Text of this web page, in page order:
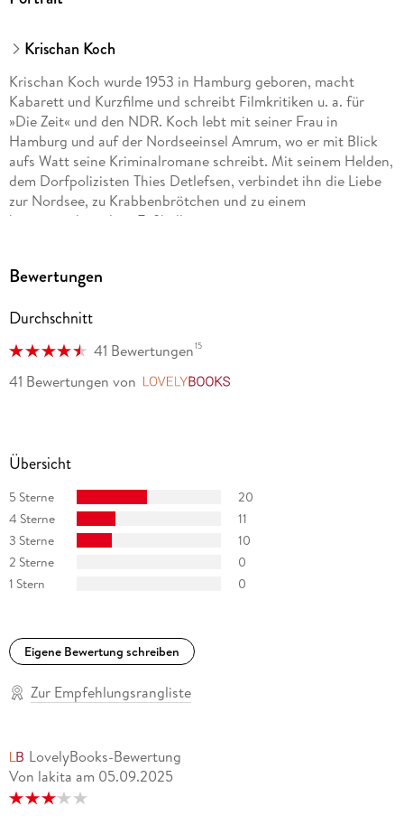
Krischan Koch
Krischan Koch wurde 1953 in Hamburg geboren, macht
Kabarett und Kurzfilme und schreibt Filmkritiken u. a. für
»Die Zeit« und den NDR. Koch lebt mit seiner Frau in
Hamburg und auf der Nordseeinsel Amrum, wo er mit Blick
aufs Watt seine Kriminalromane schreibt. Mit seinem Helden,
dem Dorfpolizisten Thies Detlefsen, verbindet ihn die Liebe
zur Nordsee, zu Krabbenbrötchen und zu einem
krisengeschüttelten Fußballverein.
Bewertungen
Durchschnitt
41 Bewertungen15
41 Bewertungen von
Übersicht
5 Sterne
20
4 Sterne
11
3 Sterne
10
2 Sterne
0
1 Stern
0
Eigene Bewertung schreiben
Zur Empfehlungsrangliste
LovelyBooks-Bewertung
Von lakita am 05.09.2025